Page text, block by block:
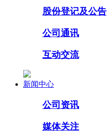
股份登记及公告
公司通讯
互动交流
新闻中心
公司资讯
媒体关注